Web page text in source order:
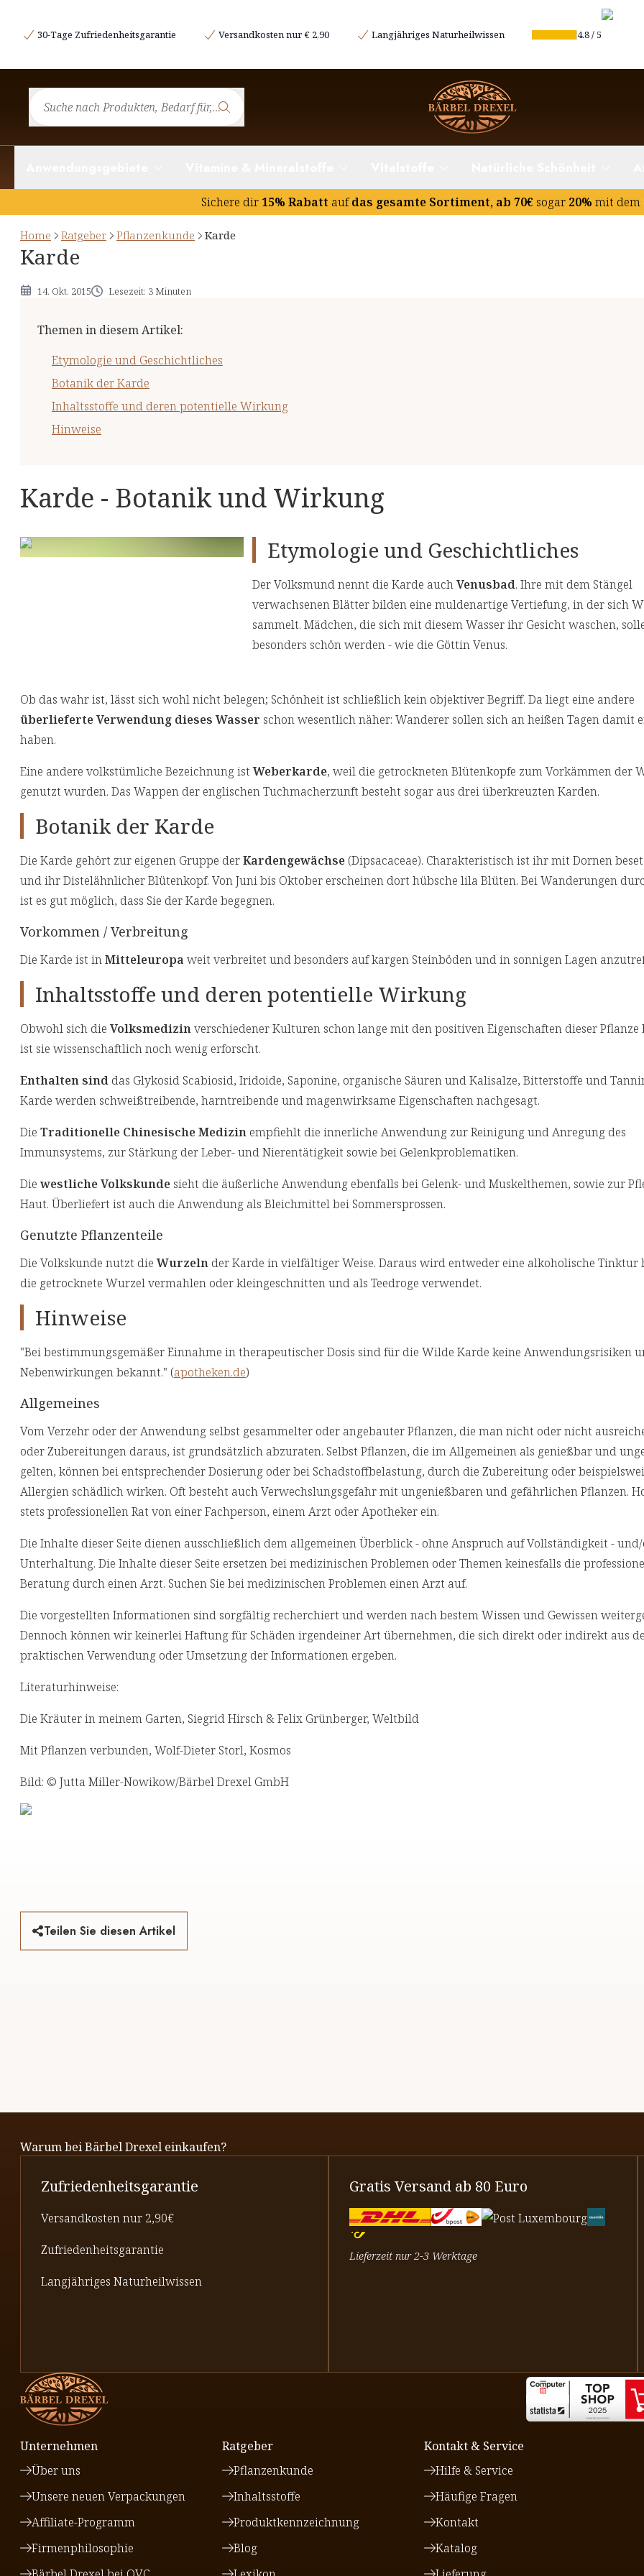
30-Tage Zufriedenheitsgarantie Versandkosten nur € 2,90 Langjähriges Naturheilwissen 4.8/5
Sichere dir 15% Rabatt aufdas gesamte Sortiment, ab 70€ sogar 20% mit dem
Home Ratgeber Pflanzenkunde Karde
Karde
14. Okt. 2015 Lesezeit: 3 Minuten
Themen in diesem Artikel:
Etymologie und Geschichtliches
Botanik der Karde
Inhaltsstoffe und deren potentielle Wirkung
Hinweise
Etymologie und Geschichtliches
Hinweise
Karde - Botanik und Wirkung
Etymologie und Geschichtliches
Der Volksmund nennt die Karde auchVenusbad. Ihre mit dem Stängel
verwachsenen Blätter bilden eine muldenartige Vertiefung, in der sich
sammelt. Mädchen, die sich mit diesem Wasser ihr Gesicht waschen,
besonders schön werden - wie die Göttin Venus.
Ob das wahr ist, lässt sich wohl nicht belegen; Schönheit ist schließlich kein objektiver Begriff. Da liegt eine andere
überlieferte Verwendung dieses Wasser schon wesentlich näher: Wanderer sollen sich an heißen Tagen damit
haben.
Eine andere volkstümliche Bezeichnung istWeberkarde, weil die getrockneten Blütenkopfe zum Vorkämmen der
genutzt wurden. Das Wappen der englischen Tuchmacherzunft besteht sogar aus drei überkreuzten Karden.
Botanik der Karde
Die Karde gehört zur eigenen Gruppe derKardengewächse (Dipsacaceae). Charakteristisch ist ihr mit Dornen
und ihr Distelähnlicher Blütenkopf. Von Juni bis Oktober erscheinen dort hübsche lila Blüten. Bei Wanderungen
ist es gut möglich, dass Sie der Karde begegnen.
Vorkommen / Verbreitung
Die Karde ist inMitteleuropa weit verbreitet und besonders auf kargen Steinböden und in sonnigen Lagen
Inhaltsstoffe und deren potentielle Wirkung
Obwohl sich die Volksmedizinverschiedener Kulturen schon lange mit den positiven Eigenschaften dieser Pflanze
ist sie wissenschaftlich noch wenig erforscht.
Enthalten sind das Glykosid Scabiosid, Iridoide, Saponine, organische Säuren und Kalisalze, Bitterstoffe und
Karde werden schweißtreibende, harntreibende und magenwirksame Eigenschaften nachgesagt.
Die Traditionelle Chinesische Medizin empfiehlt die innerliche Anwendung zur Reinigung und Anregung des
Immunsystems, zur Stärkung der Leber- und Nierentätigkeit sowie bei Gelenkproblematiken.
Die westliche Volkskunde sieht die äußerliche Anwendung ebenfalls bei Gelenk- und Muskelthemen, sowie zur
Haut. Überliefert ist auch die Anwendung als Bleichmittel bei Sommersprossen.
Genutzte Pflanzenteile
Die Volkskunde nutzt dieWurzeln der Karde in vielfältiger Weise. Daraus wird entweder eine alkoholische Tinktur
die getrocknete Wurzel vermahlen oder kleingeschnitten und als Teedroge verwendet.
Hinweise
"Bei bestimmungsgemäßer Einnahme in therapeutischer Dosis sind für die Wilde Karde keine Anwendungsrisiken
Nebenwirkungen bekannt." (apotheken.de)
Allgemeines
Vom Verzehr oder der Anwendung selbst gesammelter oder angebauter Pflanzen, die man nicht oder nicht
oder Zubereitungen daraus, ist grundsätzlich abzuraten. Selbst Pflanzen, die im Allgemeinen als genießbar und
gelten, können bei entsprechender Dosierung oder bei Schadstoffbelastung, durch die Zubereitung oder
Allergien schädlich wirken. Oft besteht auch Verwechslungsgefahr mit ungenießbaren und gefährlichen Pflanzen.
stets professionellen Rat von einer Fachperson, einem Arzt oder Apotheker ein.
Die Inhalte dieser Seite dienen ausschließlich dem allgemeinen Überblick - ohne Anspruch auf Vollständigkeit -
Unterhaltung. Die Inhalte dieser Seite ersetzen bei medizinischen Problemen oder Themen keinesfalls die
Beratung durch einen Arzt. Suchen Sie bei medizinischen Problemen einen Arzt auf.
Die vorgestellten Informationen sind sorgfältig recherchiert und werden nach bestem Wissen und Gewissen
Dennoch können wir keinerlei Haftung für Schäden irgendeiner Art übernehmen, die sich direkt oder indirekt aus
praktischen Verwendung oder Umsetzung der Informationen ergeben.
Literaturhinweise:
Die Kräuter in meinem Garten, Siegrid Hirsch & Felix Grünberger, Weltbild
Mit Pflanzen verbunden, Wolf-Dieter Storl, Kosmos
Bild: © Jutta Miller-Nowikow/Bärbel Drexel GmbH
Teilen Sie diesen Artikel
Warum bei Bärbel Drexel einkaufen?
Zufriedenheitsgarantie
Versandkosten nur 2,90€
Zufriedenheitsgarantie
Langjähriges Naturheilwissen
Gratis Versand ab 80 Euro
Lieferzeit nur 2-3 Werktage
Unternehmen
Über uns
Unsere neuen Verpackungen
Affiliate-Programm
Firmenphilosophie
Ratgeber
Pflanzenkunde
Inhaltsstoffe
Produktkennzeichnung
Blog
Kontakt & Service
Hilfe & Service
Häufige Fragen
Kontakt
Katalog